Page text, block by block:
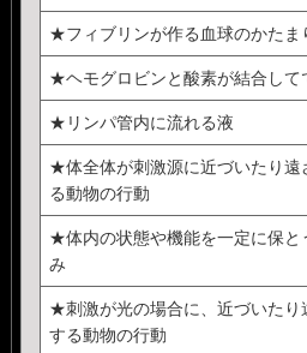
★フィブリンが作る血球のかたま
★ヘモグロビンと酸素が結合して
★リンパ管内に流れる液
★体全体が刺激源に近づいたり遠
る動物の行動
★体内の状態や機能を一定に保と
み
★刺激が光の場合に、近づいたり
する動物の行動